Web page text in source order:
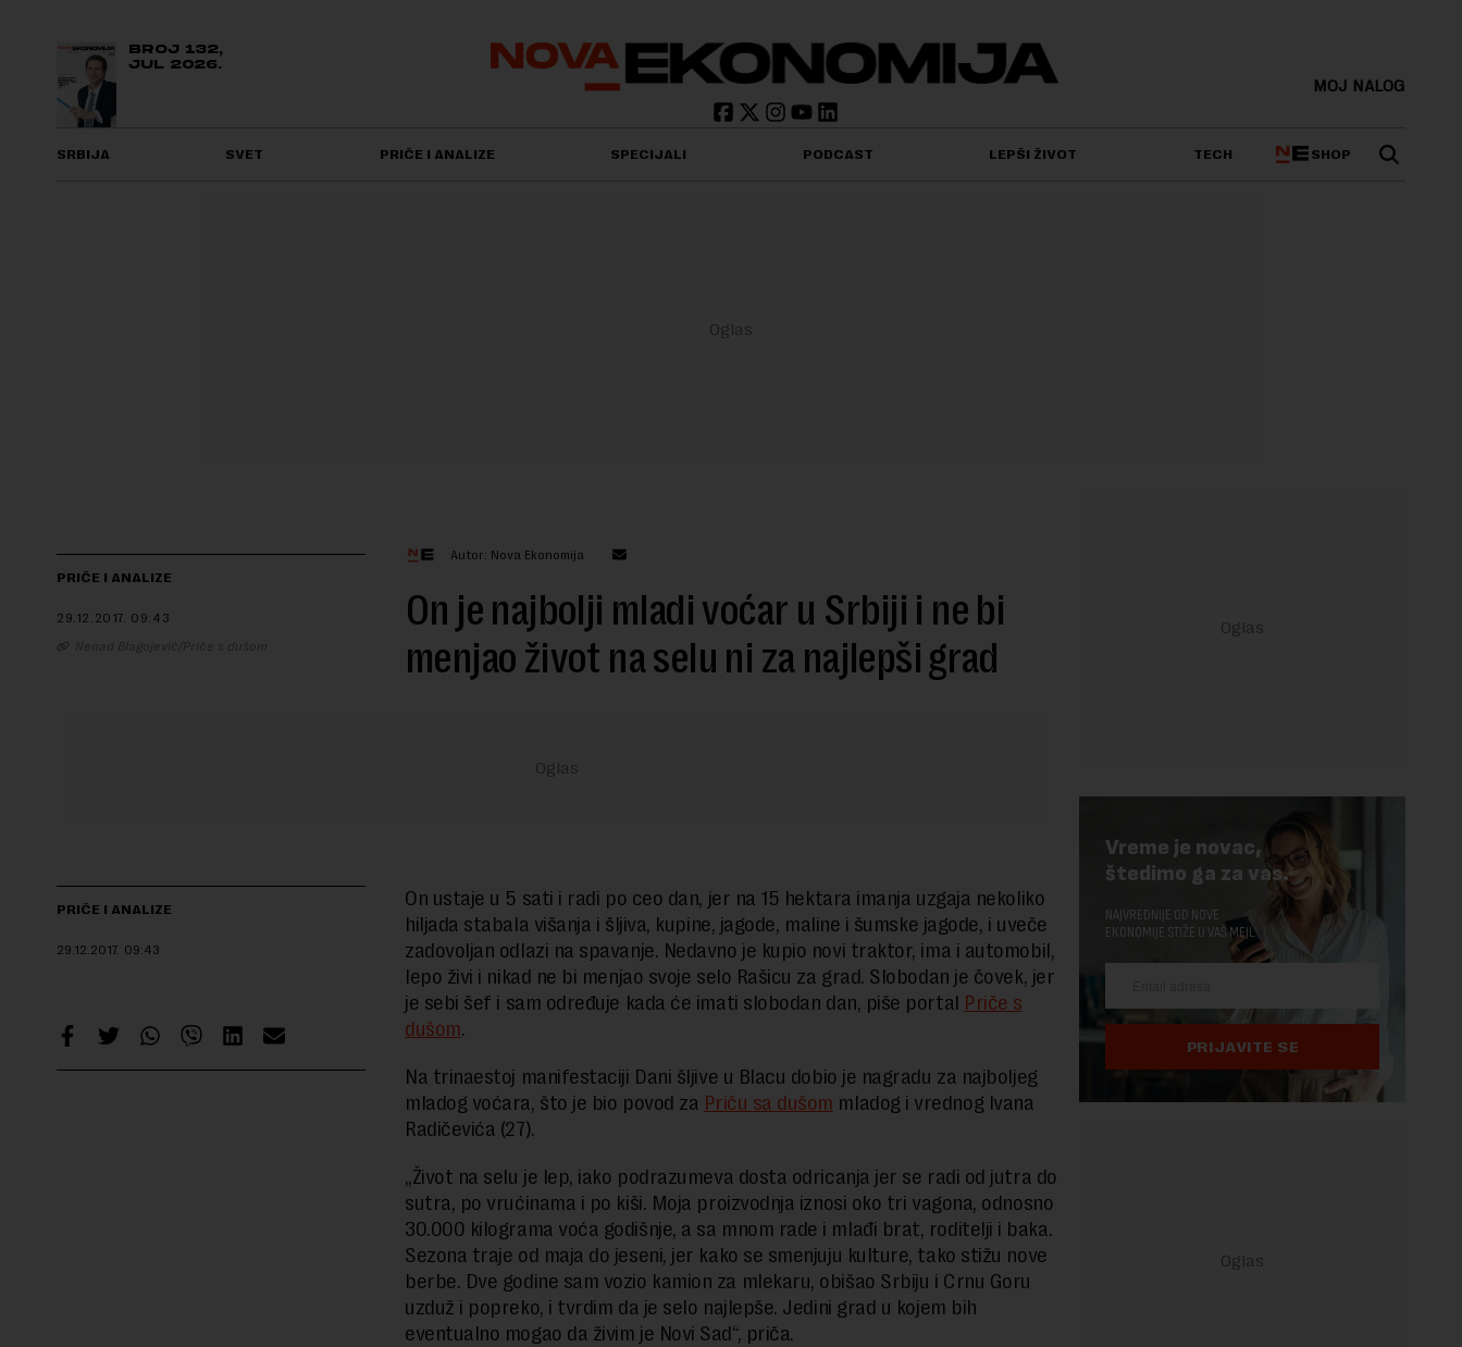
BROJ 132,
JUL 2026.
MOJ NALOG
SRBIJA SVET PRIČE I ANALIZE SPECIJALI PODCAST LEPŠI ŽIVOT TECH SHOP
PRIČE I ANALIZE
29.12.2017. 09:43
Nenad Blagojević/Priče s dušom
Autor: Nova Ekonomija
On je najbolji mladi voćar u Srbiji i ne bi
menjao život na selu ni za najlepši grad
PRIČE I ANALIZE
29.12.2017. 09:43
On ustaje u 5 sati i radi po ceo dan, jer na 15 hektara imanja uzgaja nekoliko
hiljada stabala višanja i šljiva, kupine, jagode, maline i šumske jagode, i uveče
zadovoljan odlazi na spavanje. Nedavno je kupio novi traktor, ima i automobil,
lepo živi i nikad ne bi menjao svoje selo Rašicu za grad. Slobodan je čovek, jer
je sebi šef i sam određuje kada će imati slobodan dan, piše portal Priče s
dušom.
Na trinaestoj manifestaciji Dani šljive u Blacu dobio je nagradu za najboljeg
mladog voćara, što je bio povod za Priču sa dušom mladog i vrednog Ivana
Radičevića (27).
„Život na selu je lep, iako podrazumeva dosta odricanja jer se radi od jutra do
sutra, po vrućinama i po kiši. Moja proizvodnja iznosi oko tri vagona, odnosno
30.000 kilograma voća godišnje, a sa mnom rade i mlađi brat, roditelji i baka.
Sezona traje od maja do jeseni, jer kako se smenjuju kulture, tako stižu nove
berbe. Dve godine sam vozio kamion za mlekaru, obišao Srbiju i Crnu Goru
uzduž i popreko, i tvrdim da je selo najlepše. Jedini grad u kojem bih
eventualno mogao da živim je Novi Sad“, priča.
Vreme je novac,
štedimo ga za vas.
NAJVREDNIJE OD NOVE
EKONOMIJE STIŽE U VAŠ MEJL.
PRIJAVITE SE